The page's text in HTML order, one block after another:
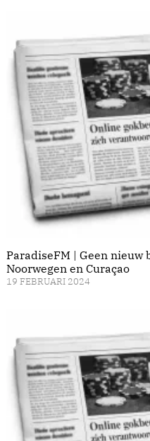
ParadiseFM | Geen
Noorwegen en Curaçao
19 FEBRUARI 2024